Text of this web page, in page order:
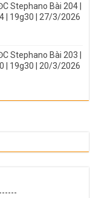
Stephano Bài 204 |
| 19g30 | 27/3/2026
Stephano Bài 203 |
| 19g30 | 20/3/2026